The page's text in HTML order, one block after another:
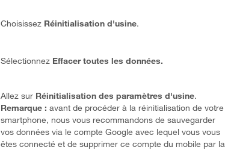
Choisissez Réinitialisation d'usine.
Sélectionnez Effacer toutes les données.
Allez sur Réinitialisation des paramètres d'usine.
Remarque :avant de procéder à la réinitialisation de votre
smartphone, nous vous recommandons de sauvegarder
vos données via le compte Google avec lequel vous vous
êtes connecté et de supprimer ce compte du mobile par la